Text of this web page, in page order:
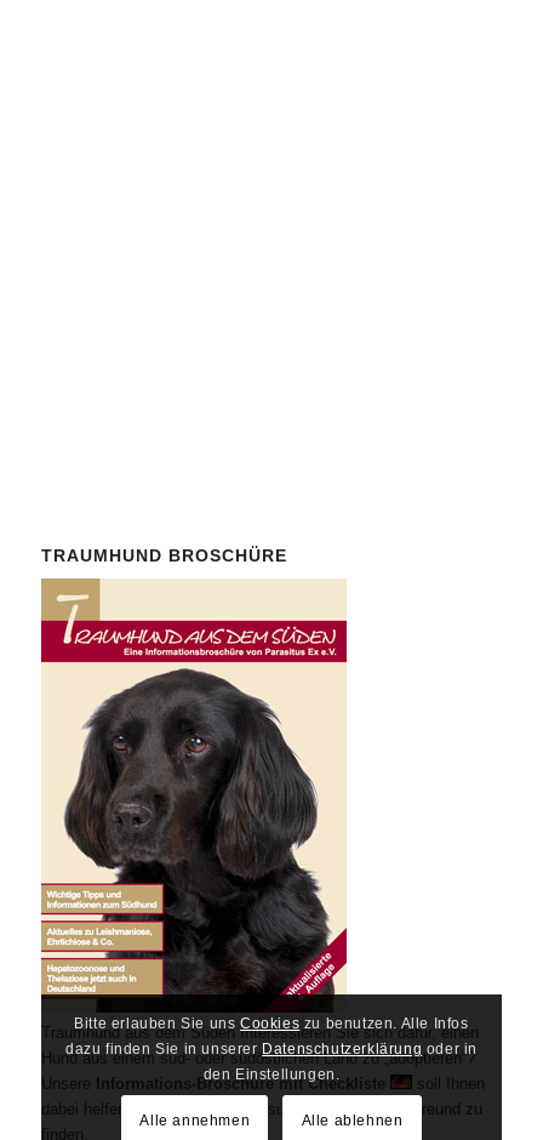
TRAUMHUND BROSCHÜRE
Traumhund aus dem Süden Interessieren Sie sich dafür, einen
Hund aus einem süd- oder südöstlichen Land zu „adoptieren“?
Unsere
Informations-Broschüre mit Checkliste
soll Ihnen
dabei helfen, einen möglichst gesunden vierbeinigen Freund zu
finden.
Bitte erlauben Sie unsCookies zu benutzen. Alle Infos
dazu finden Sie in unserer Datenschutzerklärung oder in
den Einstellungen.
Alle annehmen Alle ablehnen